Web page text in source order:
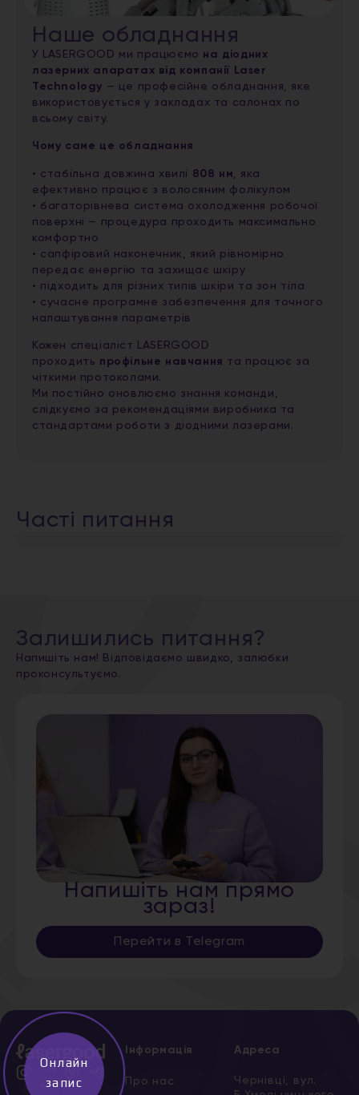
Наше обладнання
У LASERGOOD ми працюємо на діодних
лазерних апаратах від компанії Laser
Technology — це професійне обладнання, яке
використовується у закладах та салонах по
всьому світу.
Чому саме це обладнання
• стабільна довжина хвилі 808 нм , яка
ефективно працює з волосяним фолікулом
• багаторівнева система охолодження робочої
поверхні — процедура проходить максимально
комфортно
• сапфіровий наконечник, який рівномірно
передає енергію та захищає шкіру
• підходить для різних типів шкіри та зон тіла
• сучасне програмне забезпечення для точного
налаштування параметрів
Кожен спеціаліст LASERGOOD
проходить профільне навчання та працює за
чіткими протоколами.
Ми постійно оновлюємо знання команди,
слідкуємо за рекомендаціями виробника та
стандартами роботи з діодними лазерами.
Часті питання
Залишились питання?
Напишіть нам! Відповідаємо швидко, залюбки
проконсультуємо.
Напишіть нам прямо
зараз!
Перейти в Telegram
Інформація
Про нас
Адреса
Чернівці, вул.
Онлайн
запис
↑